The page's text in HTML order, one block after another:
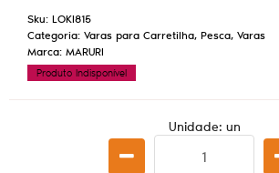
Sku: LOKI815
Categoria: Varas para Carretilha, Pesca, Varas
Marca: MARURI
Produto Indisponível
Unidade: un